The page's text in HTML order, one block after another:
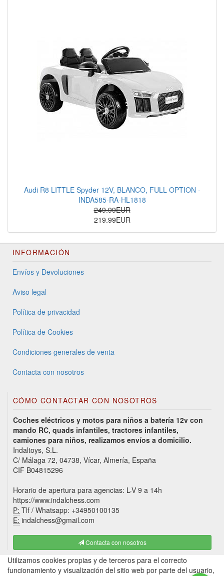
Audi R8 LITTLE Spyder 12V, BLANCO, FULL OPTION -
INDA585-RA-HL1818
249.99EUR
219.99EUR
INFORMACIÓN
Envíos y Devoluciones
Aviso legal
Política de privacidad
Política de Cookies
Condiciones generales de venta
Contacta con nosotros
CÓMO CONTACTAR CON NOSOTROS
Coches eléctricos y motos para niños a batería 12v con
mando RC, quads infantiles, tractores infantiles,
camiones para niños, realizamos envíos a domicilio.
Indaltoys, S.L.
C/ Málaga 72, 04738, Vícar, Almería, España
CIF B04815296
Horario de apertura para agencias: L-V 9 a 14h
https://www.indalchess.com
P: Tlf / Whatsapp: +34950100135
E: indalchess@gmail.com
Contacta con nosotros
Utilizamos cookies propias y de terceros para el correcto
funcionamiento y visualización del sitio web por parte del usuario,